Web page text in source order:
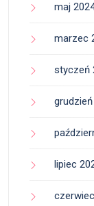
maj
marzec
styczeń
lipiec